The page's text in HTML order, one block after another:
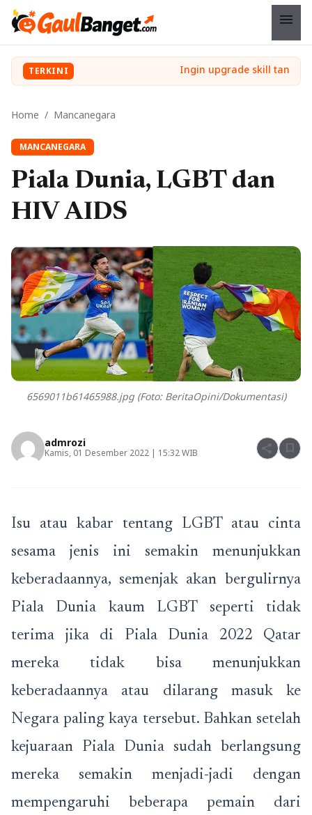
menu
TERKINI
Home / Mancanegara
MANCANEGARA
Piala Dunia, LGBT dan
HIV AIDS
6569011b61465988.jpg (Foto: BeritaOpini/Dokumentasi)
admrozi
Kamis, 01 Desember 2022 | 15:32 WIB share bookmark
Isu atau kabar tentang LGBT atau cinta
sesama jenis ini semakin menunjukkan
keberadaannya, semenjak akan bergulirnya
Piala Dunia kaum LGBT seperti tidak
terima jika di Piala Dunia 2022 Qatar
mereka tidak bisa menunjukkan
keberadaannya atau dilarang masuk ke
Negara paling kaya tersebut. Bahkan setelah
kejuaraan Piala Dunia sudah berlangsung
mereka semakin menjadi-jadi dengan
mempengaruhi beberapa pemain dari